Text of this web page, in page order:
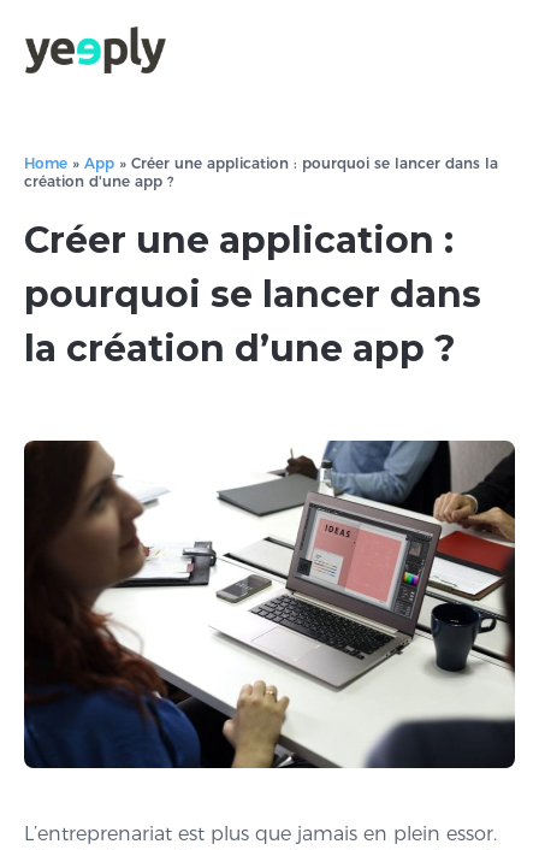
Home » App » Créer une application : pourquoi se lancer dans la
création d'une app ?
Créer une application :
pourquoi se lancer dans
la création d’une app ?
L’entreprenariat est plus que jamais en plein essor.